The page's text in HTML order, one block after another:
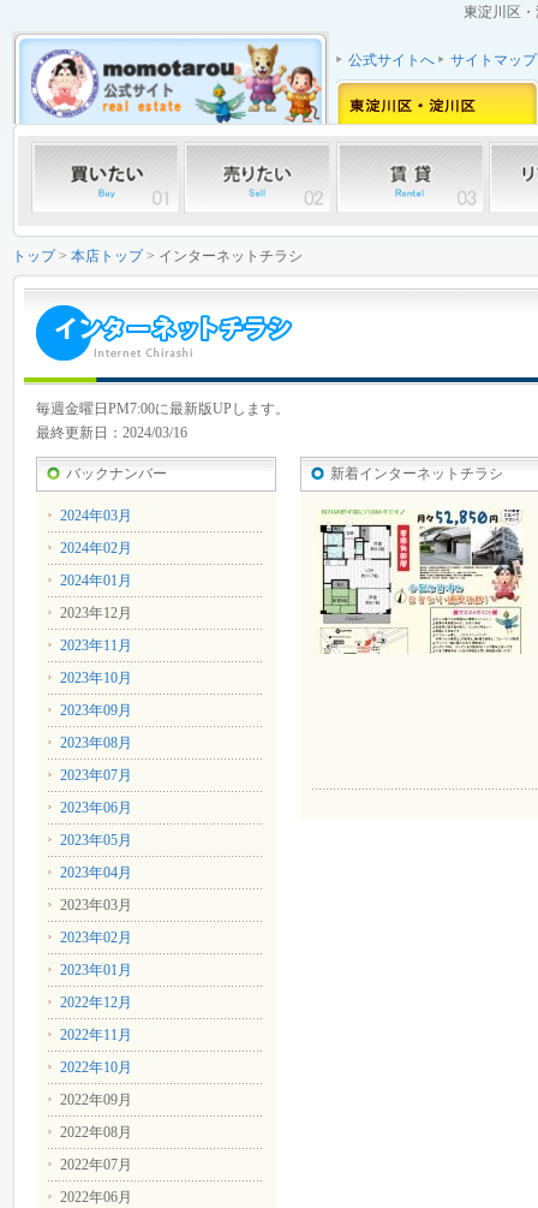
東淀川区
公式サイトへ サイトマップ
トップ> 本店トップ> インターネットチラシ
毎週金曜日PM7:00に最新版UPします。
最終更新日：2024/03/16
バックナンバー
2024年03月
2024年02月
2024年01月
2023年12月
2023年11月
2023年10月
2023年09月
2023年08月
2023年07月
2023年06月
2023年05月
2023年04月
2023年03月
2023年02月
2023年01月
2022年12月
2022年11月
2022年10月
2022年09月
2022年08月
2022年07月
2022年06月
新着インターネットチラシ